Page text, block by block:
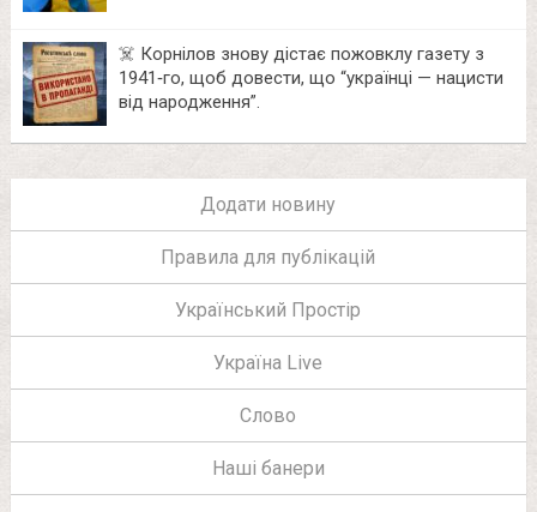
☠️ Корнілов знову дістає пожовклу газету з
1941‑го, щоб довести, що “українці — нацисти
від народження”.
Додати новину
Правила для публікацій
Український Простір
Україна Live
Слово
Наші банери